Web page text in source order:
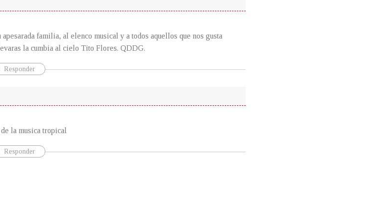
familia, al elenco musical y a todos aquellos que nos gusta
la cumbia al cielo Tito Flores. QDDG.
Responder
la musica tropical
Responder